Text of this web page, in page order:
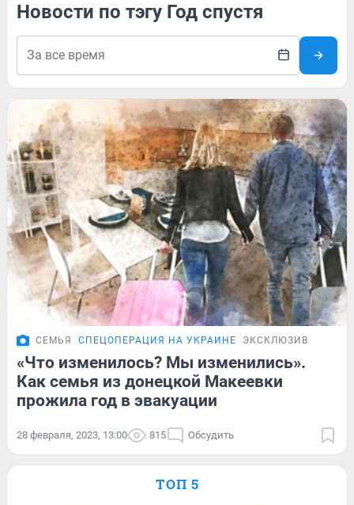
Новости по тэгу Год спустя
СЕМЬЯ СПЕЦОПЕРАЦИЯ НА УКРАИНЕ ЭКСКЛЮЗИВ
«Что изменилось? Мы изменились».
Как семья из донецкой Макеевки
прожила год в эвакуации
28 февраля, 2023, 13:00 815 Обсудить
ТОП 5